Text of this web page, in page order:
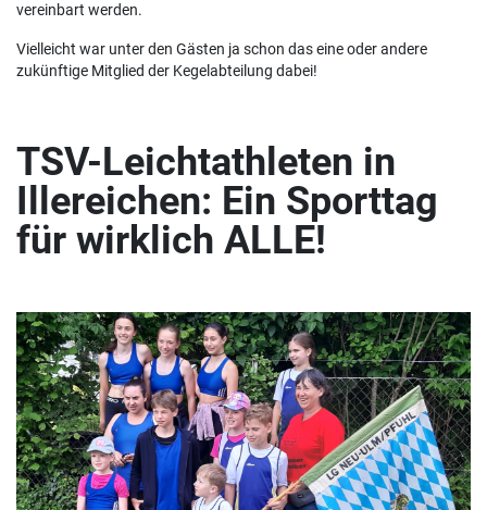
vereinbart werden.
Vielleicht war unter den Gästen ja schon das eine oder andere
zukünftige Mitglied der Kegelabteilung dabei!
TSV-Leichtathleten in
Illereichen: Ein Sporttag
für wirklich ALLE!